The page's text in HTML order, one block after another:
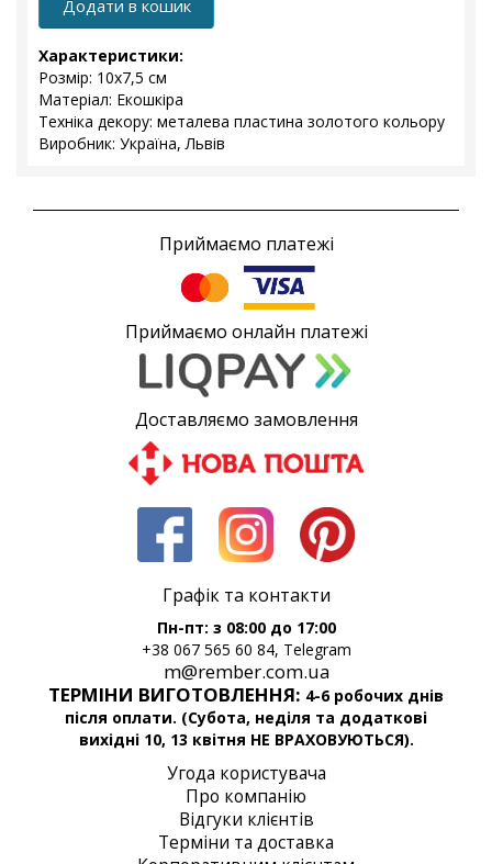
Додати в кошик
Характеристики:
Розмір: 10x7,5 см
Матеріал: Екошкіра
Техніка декору: металева пластина золотого кольору
Виробник: Україна, Львів
Приймаємо платежі
Приймаємо онлайн платежі
Доставляємо замовлення
Графік та контакти
Пн-пт: з 08:00 до 17:00
+38 067 565 60 84, Telegram
m@rember.com.ua
ТЕРМІНИ ВИГОТОВЛЕННЯ: 4-6 робочих днів
після оплати. (Субота, неділя та додаткові
вихідні 10, 13 квітня НЕ ВРАХОВУЮТЬСЯ).
Угода користувача
Про компанію
Відгуки клієнтів
Терміни та доставка